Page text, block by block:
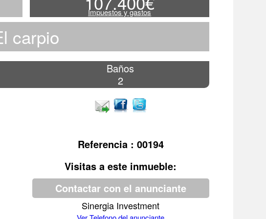
Impuestos y gastos
carpio
Baños
2
Referencia : 00194
Visitas a este inmueble:
Contactar con el anunciante
Sinergia Investment